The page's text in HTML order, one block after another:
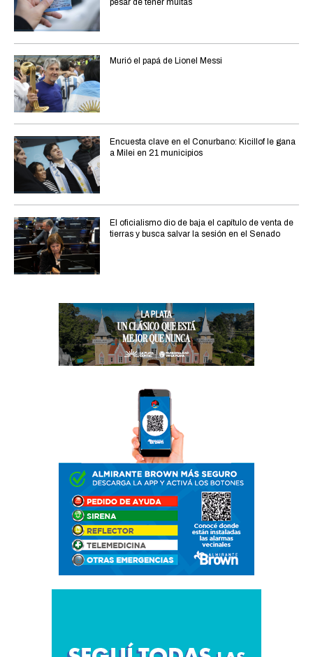
pesar de tener multas
Murió el papá de Lionel Messi
Encuesta clave en el Conurbano: Kicillof le gana
a Milei en 21 municipios
El oficialismo dio de baja el capítulo de venta de
tierras y busca salvar la sesión en el Senado